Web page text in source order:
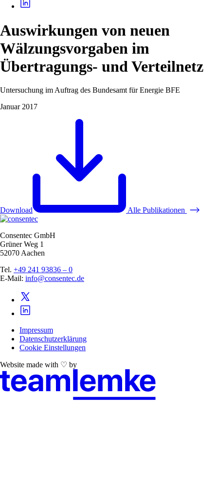
Auswirkungen von neuen
Wälzungsvorgaben im
Übertragungs- und Verteilnetz
Untersuchung im Auftrag des Bundesamt für Energie BFE
Januar 2017
Download Alle Publikationen
Consentec GmbH
Grüner Weg 1
52070 Aachen
Tel. +49 241 93836 – 0
E-Mail: info@consentec.de
Impressum
Datenschutzerklärung
Cookie Einstellungen
Website made with ♡ by